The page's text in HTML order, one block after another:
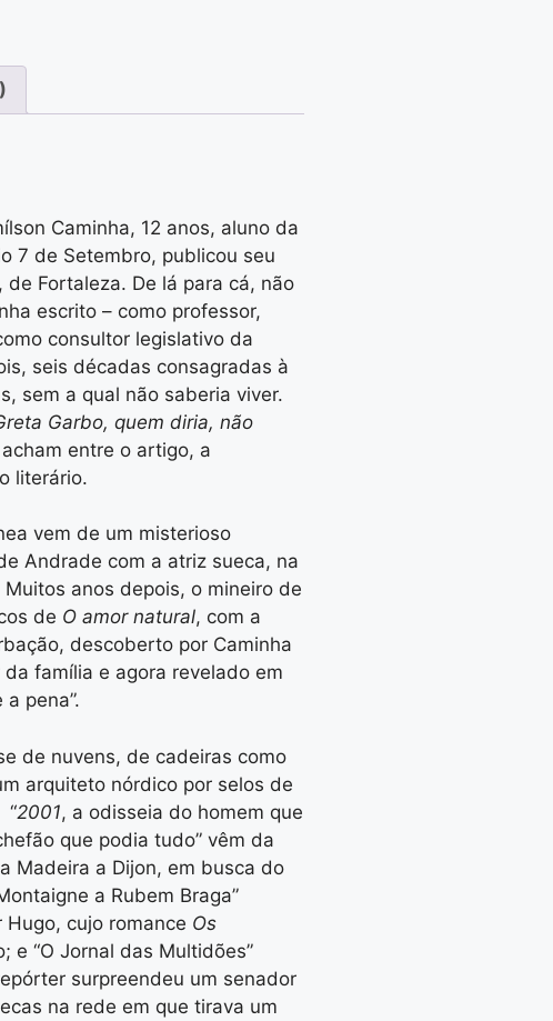
Caminha, 12 anos, aluno da
7 de Setembro, publicou seu
, de Fortaleza. De lá para cá, não
escrito – como professor,
consultor legislativo da
seis décadas consagradas à
sem a qual não saberia viver.
Garbo, quem diria, não
entre o artigo, a
literário.
vem de um misterioso
Andrade com a atriz sueca, na
anos depois, o mineiro de
de O amor natural, com a
descoberto por Caminha
família e agora revelado em
pena”.
de nuvens, de cadeiras como
arquiteto nórdico por selos de
“2001, a odisseia do homem que
que podia tudo” vêm da
Madeira a Dijon, em busca do
a Rubem Braga”
cujo romance Os
e “O Jornal das Multidões”
surpreendeu um senador
na rede em que tirava um